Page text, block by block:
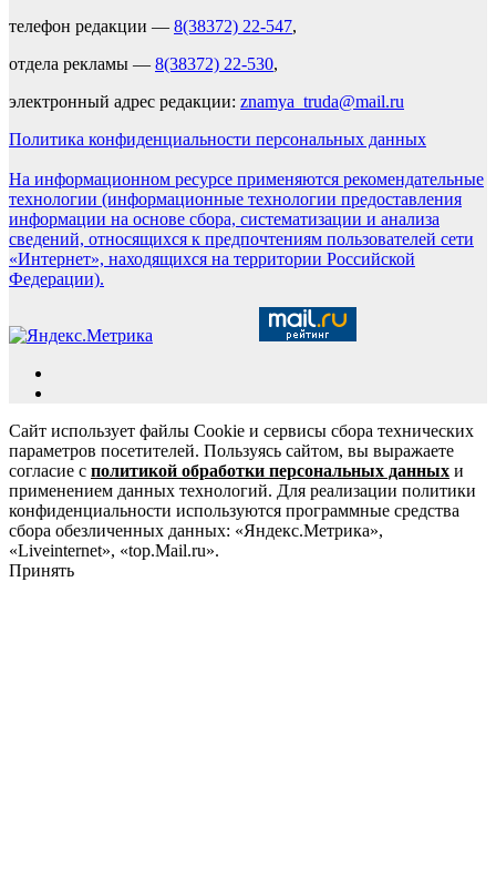
телефон редакции — 8(38372) 22-547,
отдела рекламы — 8(38372) 22-530,
электронный адрес редакции: znamya_truda@mail.ru
Политика конфиденциальности персональных данных
На информационном ресурсе применяются рекомендательные
технологии (информационные технологии предоставления
информации на основе сбора, систематизации и анализа
сведений, относящихся к предпочтениям пользователей сети
«Интернет», находящихся на территории Российской
Федерации).
Сайт использует файлы Cookie и сервисы сбора технических
параметров посетителей. Пользуясь сайтом, вы выражаете
согласие с политикой обработки персональных данных и
применением данных технологий. Для реализации политики
конфиденциальности используются программные средства
сбора обезличенных данных: «Яндекс.Метрика»,
«Liveinternet», «top.Mail.ru».
Принять